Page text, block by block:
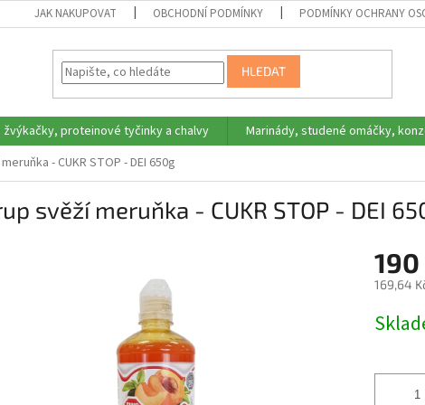
JAK NAKUPOVAT OBCHODNÍ PODMÍNKY PODMÍNKY OCHRANY
HLEDAT
proteinové tyčinky a chalvy Marinády, studené omáčky,
- CUKR STOP - DEI 650g
svěží meruňka - CUKR STOP - DEI
190
169,64
cena: